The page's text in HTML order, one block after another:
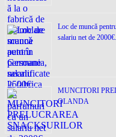
Loc de muncǎ
salariu net de 2000€.
MUNCITORI
OLANDA